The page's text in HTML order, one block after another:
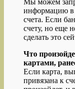
Мы можем
информацию в
счета. Если
счету, но еще
сделать это
Что
картами,
Если карта,
привязана к